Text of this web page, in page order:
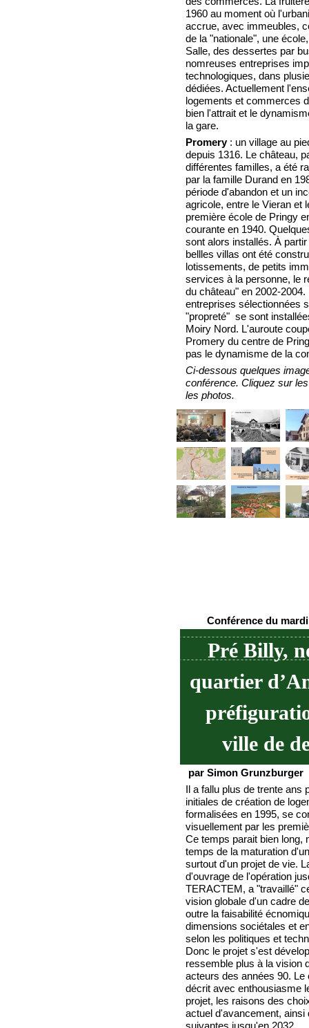
1960 au moment où
accrue, avec immeubles,
de la "nationale", une
Salle, des dessertes par
nomreuses entreprises
technologiques, dans
dédiées. Actuellement
logements et commerces
bien l'attrait et le
la gare.
Promery: un village au
depuis 1316. Le château,
différentes familles, a été
par la famille Durand en
période d'abandon et un
agricole, entre le Vieran et
première école de Pringy
courante en 1940.
sont alors installés. À
bellles villas ont été
lotissements, de petits
services à la personne, le
du château" en 2002-2004.
entreprises sélectionnées
"propreté" se sont
Moiry Nord. L'auroute
Promery du centre de
pas le dynamisme de la
Ci-dessous quelques
conférence. Cliquez sur
les photos.
Conférence du
Pré Billy,
quartier
ville de
par Simon Grunzburger
Il a fallu plus de trente ans
initiales de création de
formalisées en 1995, se
visuellement par les
Ce temps parait bien long,
temps de la maturation
surtout d'un projet de vie.
d'ouvrage de l'opération
TERACTEM, a "travaillé"
vision globale d'un cadre
outre la faisabilité
dimensions sociétales et
selon les politiques et
Donc le projet s'est
ressemble plus à la vision
acteurs des années 90. Le
décrit avec enthousiasme
projet, les raisons des
actuel d'avancement, ainsi
suivantes jusqu'en 2032.